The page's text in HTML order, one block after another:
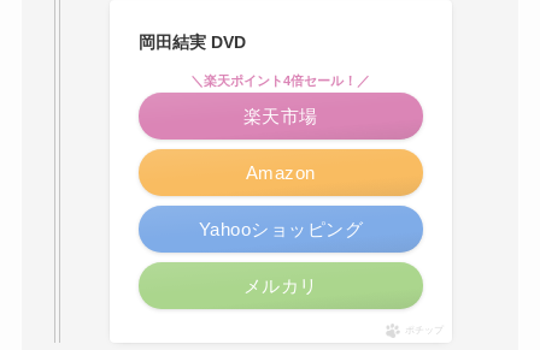
岡田結実 DVD
Amazon
＼楽天ポイント4倍セール！／
楽天市場
Yahooショッピング
メルカリ
ポチップ